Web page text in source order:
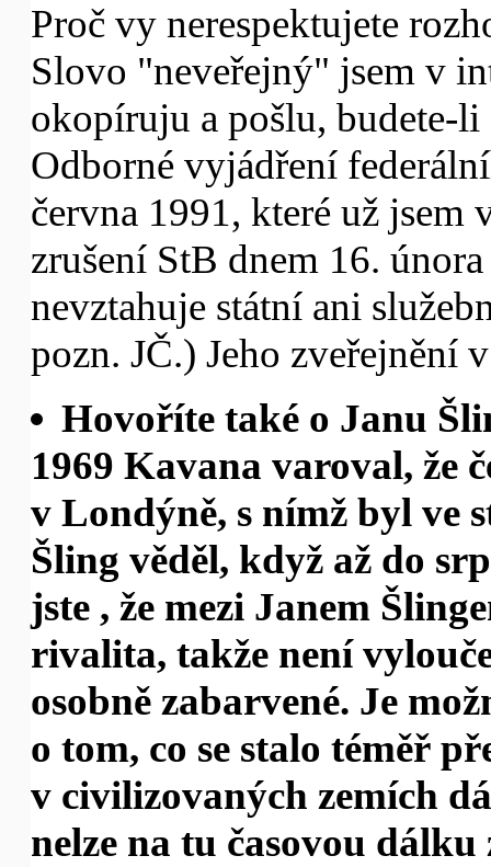
Proč vy nerespektujete
Slovo "neveřejný" jsem v
okopíruju a pošlu, budete-
Odborné vyjádření
června 1991, které už jsem
zrušení StB dnem 16.
nevztahuje státní ani
pozn. JČ.) Jeho zveřejnění
Hovoříte také o Janu
1969 Kavana varoval, že
v Londýně, s nímž byl ve
Šling věděl, když až do
jste , že mezi Janem
rivalita, takže není
osobně zabarvené. Je
o tom, co se stalo téměř
v civilizovaných zemích
nelze na tu časovou